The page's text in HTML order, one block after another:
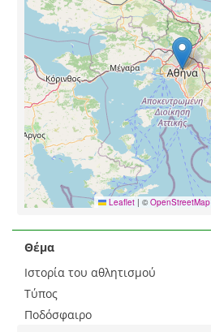
Leaflet | © OpenStreetMap
Θέμα
Ιστορία του αθλητισμού
Τύπος
Ποδόσφαιρο